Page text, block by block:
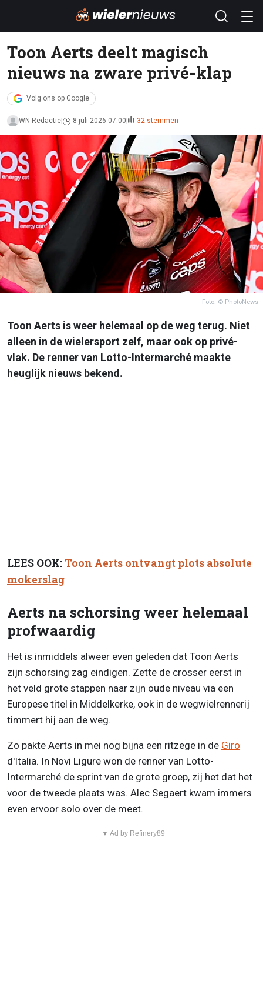
Toon Aerts deelt magisch
nieuws na zware privé-klap
Volg ons op Google
WN Redactie 8 juli 2026 07:00 32 stemmen
Foto: © PhotoNews
Toon Aerts is weer helemaal op de weg terug. Niet
alleen in de wielersport zelf, maar ook op privé-
vlak. De renner van Lotto-Intermarché maakte
heuglijk nieuws bekend.
LEES OOK: Toon Aerts ontvangt plots absolute
mokerslag
Aerts na schorsing weer helemaal
profwaardig
Het is inmiddels alweer even geleden dat Toon Aerts
zijn schorsing zag eindigen. Zette de crosser eerst in
het veld grote stappen naar zijn oude niveau via een
Europese titel in Middelkerke, ook in de wegwielrennerij
timmert hij aan de weg.
Zo pakte Aerts in mei nog bijna een ritzege in de Giro
d'Italia. In Novi Ligure won de renner van Lotto-
Intermarché de sprint van de grote groep, zij het dat het
voor de tweede plaats was. Alec Segaert kwam immers
even ervoor solo over de meet.
▼ Ad by Refinery89